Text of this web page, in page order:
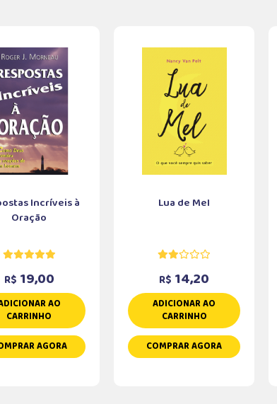
Incríveis à
Oração
R$ 19,00
AO
CARRINHO
AGORA
Lua de Mel
R$ 14,20
ADICIONAR AO
CARRINHO
COMPRAR AGORA